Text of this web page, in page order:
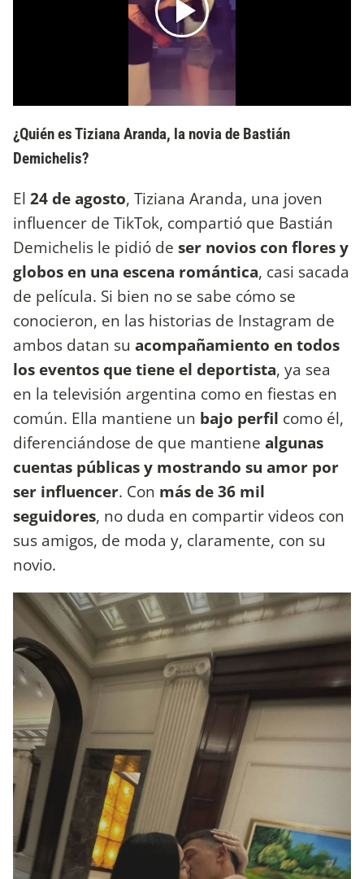
¿Quién es Tiziana Aranda, la novia de Bastián
Demichelis?
El 24 de agosto, Tiziana Aranda, una joven
influencer de TikTok, compartió que Bastián
Demichelis le pidió de ser novios con flores y
globos en una escena romántica, casi sacada
de película. Si bien no se sabe cómo se
conocieron, en las historias de Instagram de
ambos datan su acompañamiento en todos
los eventos que tiene el deportista, ya sea
en la televisión argentina como en fiestas en
común. Ella mantiene un bajo perfil como él,
diferenciándose de que mantiene algunas
cuentas públicas y mostrando su amor por
ser influencer. Con más de 36 mil
seguidores, no duda en compartir videos con
sus amigos, de moda y, claramente, con su
novio.